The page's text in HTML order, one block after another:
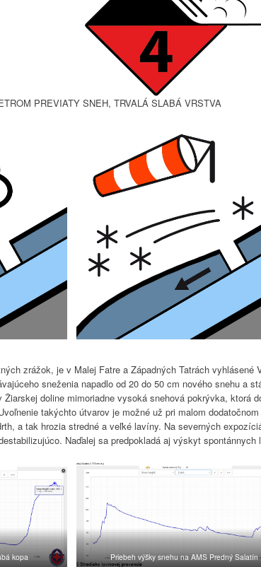
PREVIATY SNEH, TRVALÁ SLABÁ VRSTVA
zrážok, je v Malej Fatre a Západných Tatrách
sneženia napadlo od 20 do 50 cm nového snehu a
doline mimoriadne vysoká snehová pokrývka, ktorá
takýchto útvarov je možné už pri malom
a tak hrozia stredné a veľké lavíny. Na severných
Naďalej sa predpokladá aj výskyt spontánnych
kopa Priebeh výšky snehu na AMS Predný Salatín